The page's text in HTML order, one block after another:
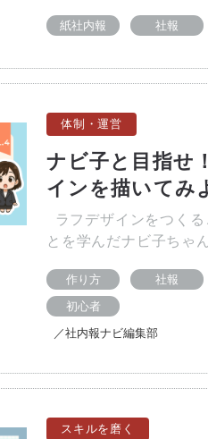
紙社内報 社報
体制・運営
ナビ子と目指せ
インを描いてみ
ラフデザインをつく
とを学んだナビ子ちゃ
作り方 社報
初心者
／社内報ナビ編集部
スキルを磨く